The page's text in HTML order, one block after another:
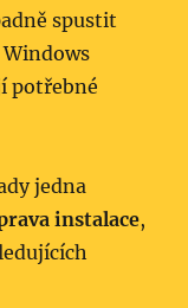
spustit
potřebné
jedna
instalace,